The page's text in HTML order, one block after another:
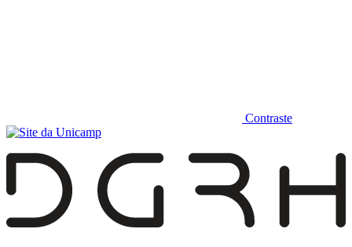
Contraste